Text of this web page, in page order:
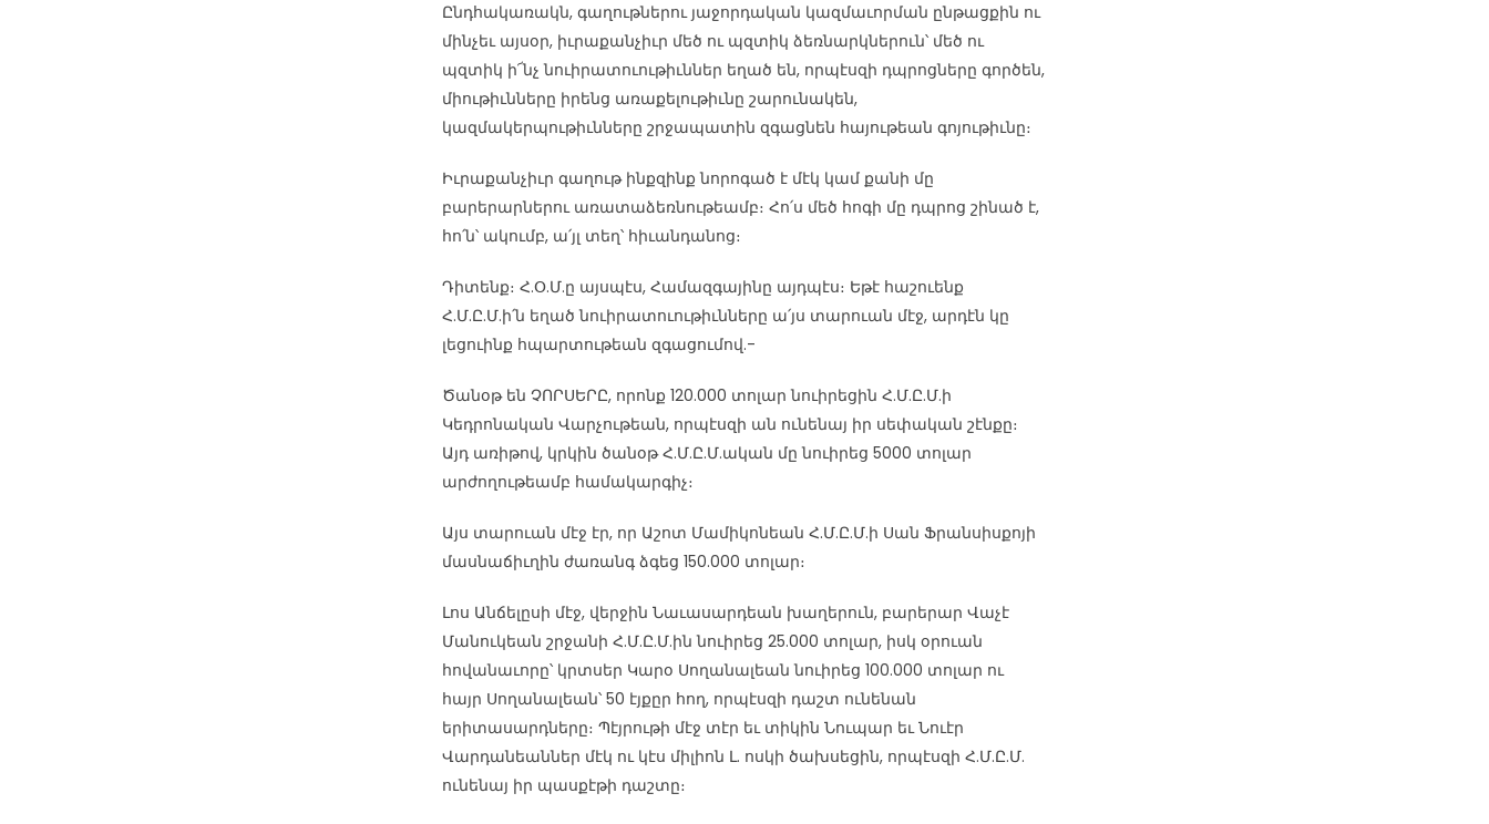
Ընդհակառակն, գաղութներու յաջորդական կազմաւորման ընթացքին ու
մինչեւ այսօր, իւրաքանչիւր մեծ ու պզտիկ ձեռնարկներուն՝ մեծ ու
պզտիկ ի՜նչ նուիրատուութիւններ եղած են, որպէսզի դպրոցները գործեն,
միութիւնները իրենց առաքելութիւնը շարունակեն,
կազմակերպութիւնները շրջապատին զգացնեն հայութեան գոյութիւնը։
Իւրաքանչիւր գաղութ ինքզինք նորոգած է մէկ կամ քանի մը
բարերարներու առատաձեռնութեամբ։ Հո՛ս մեծ հոգի մը դպրոց շինած է,
հո՛ն՝ ակումբ, ա՛յլ տեղ՝ հիւանդանոց։
Դիտենք։ Հ.Օ.Մ.ը այսպէս, Համազգայինը այդպէս։ Եթէ հաշուենք
Հ.Մ.Ը.Մ.ի՛ն եղած նուիրատուութիւնները ա՛յս տարուան մէջ, արդէն կը
լեցուինք հպարտութեան զգացումով.-
Ծանօթ են ՉՈՐՍԵՐԸ, որոնք 120.000 տոլար նուիրեցին Հ.Մ.Ը.Մ.ի
Կեդրոնական Վարչութեան, որպէսզի ան ունենայ իր սեփական շէնքը։
Այդ առիթով, կրկին ծանօթ Հ.Մ.Ը.Մ.ական մը նուիրեց 5000 տոլար
արժողութեամբ համակարգիչ։
Այս տարուան մէջ էր, որ Աշոտ Մամիկոնեան Հ.Մ.Ը.Մ.ի Սան Ֆրանսիսքոյի
մասնաճիւղին ժառանգ ձգեց 150.000 տոլար։
Լոս Անճելըսի մէջ, վերջին Նաւասարդեան խաղերուն, բարերար Վաչէ
Մանուկեան շրջանի Հ.Մ.Ը.Մ.ին նուիրեց 25.000 տոլար, իսկ օրուան
հովանաւորը՝ կրտսեր Կարօ Սողանալեան նուիրեց 100.000 տոլար ու
հայր Սողանալեան՝ 50 էյքըր հող, որպէսզի դաշտ ունենան
երիտասարդները։ Պէյրութի մէջ տէր եւ տիկին Նուպար եւ Նուէր
Վարդանեաններ մէկ ու կէս միլիոն Լ. ոսկի ծախսեցին, որպէսզի Հ.Մ.Ը.Մ.
ունենայ իր պասքէթի դաշտը։